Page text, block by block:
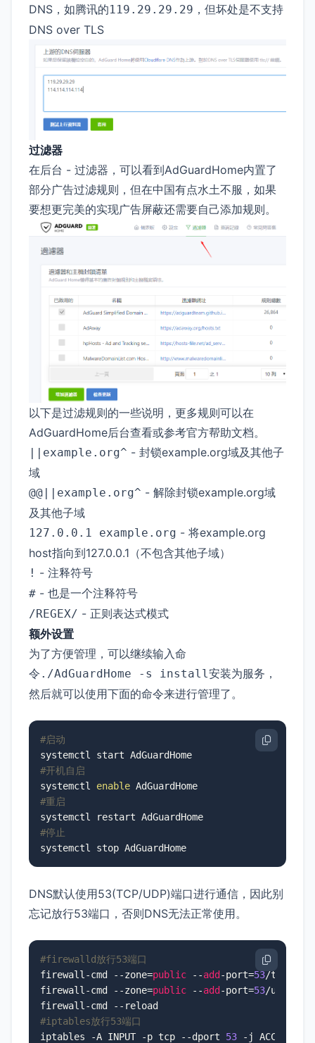
DNS，如腾讯的119.29.29.29 ，但坏处是不支持
DNS over TLS
过滤器
在后台 - 过滤器，可以看到AdGuardHome内置了
部分广告过滤规则，但在中国有点水土不服，如果
要想更完美的实现广告屏蔽还需要自己添加规则。
以下是过滤规则的一些说明，更多规则可以在
AdGuardHome后台查看或参考官方帮助文档。
||example.org^ - 封锁example.org域及其他子
域
@@||example.org^ - 解除封锁example.org域
及其他子域
127.0.0.1 example.org - 将example.org
host指向到127.0.0.1（不包含其他子域）
! - 注释符号
# - 也是一个注释符号
/REGEX/ - 正则表达式模式
额外设置
为了方便管理，可以继续输入命
令 ./AdGuardHome -s install 安装为服务，
然后就可以使用下面的命令来进行管理了。
#启动
#开机自启
systemctl enable
#重启
#停止
systemctl stop AdGuardHome
DNS默认使用53(TCP/UDP)端口进行通信，因此别
忘记放行53端口，否则DNS无法正常使用。
#firewalld放行53端口
firewall-cmd --zone=public --add-port=53/tcp --
firewall-cmd --zone=public --add-port=53/udp --
#iptables放行53端口
iptables -A INPUT -p tcp --dport 53 -j ACCEPT